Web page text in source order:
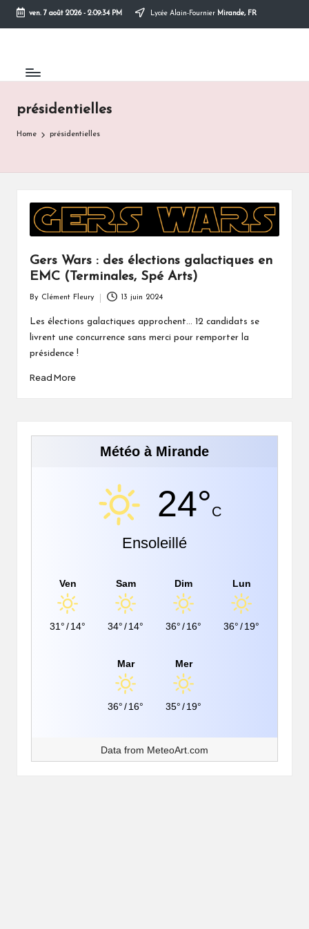
Skip
ven. 7 août 2026- 2:09:34 PM Lycée Alain-Fournier Mirande, FR
présidentielles
Home présidentielles
Gers Wars : des élections galactiques en
EMC (Terminales, Spé Arts)
by
By Clément Fleury 13 juin 2024
Les élections galactiques approchent... 12 candidats se
livrent une concurrence sans merci pour remporter la
présidence !
Read More
Météo à Mirande
24°C
Ensoleillé
Ven
31°/14°
Sam
34°/14°
Dim
36°/16°
Lun
36°/19°
Mar
36°/16°
Mer
35°/19°
Data from MeteoArt.com